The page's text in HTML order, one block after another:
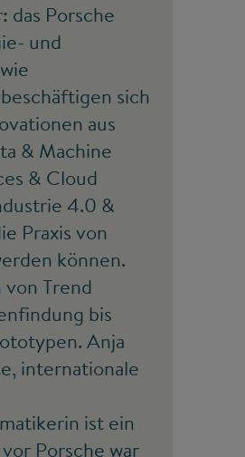
das Porsche
und
sich
aus
& Machine
& Cloud
4.0 &
Praxis von
können.
Trend
bis
Anja
internationale
ist ein
Porsche war